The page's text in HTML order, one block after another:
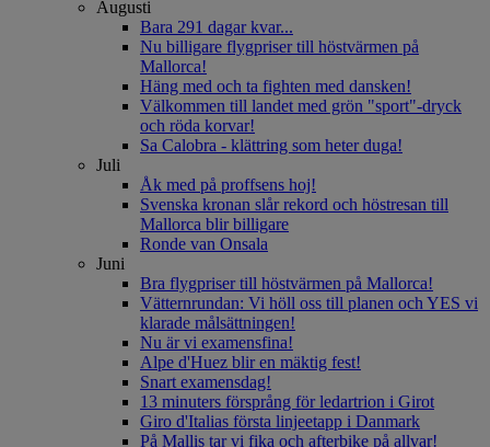
Augusti
Bara 291 dagar kvar...
Nu billigare flygpriser till höstvärmen på
Mallorca!
Häng med och ta fighten med dansken!
Välkommen till landet med grön "sport"-dryck
och röda korvar!
Sa Calobra - klättring som heter duga!
Juli
Åk med på proffsens hoj!
Svenska kronan slår rekord och höstresan till
Mallorca blir billigare
Ronde van Onsala
Juni
Bra flygpriser till höstvärmen på Mallorca!
Vätternrundan: Vi höll oss till planen och YES vi
klarade målsättningen!
Nu är vi examensfina!
Alpe d'Huez blir en mäktig fest!
Snart examensdag!
13 minuters försprång för ledartrion i Girot
Giro d'Italias första linjeetapp i Danmark
På Mallis tar vi fika och afterbike på allvar!